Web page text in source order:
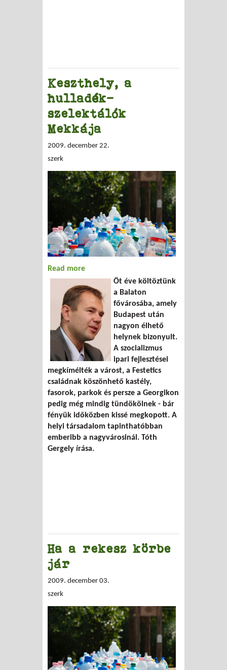
Keszthely, a
hulladék-
szelektálók
Mekkája
2009. december 22.
szerk
Read more
MekkájaÖt éve költöztünk
a Balaton
fővárosába, amely
Budapest után
nagyon élhető
helynek bizonyult.
A szocializmus
ipari fejlesztései
megkímélték a várost, a Festetics
családnak köszönhető kastély,
fasorok, parkok és persze a Georgikon
pedig még mindig tündökölnek - bár
fényük időközben kissé megkopott. A
helyi társadalom tapinthatóbban
emberibb a nagyvárosinál. Tóth
Gergely írása.
Ha a rekesz körbe
jár
2009. december 03.
szerk